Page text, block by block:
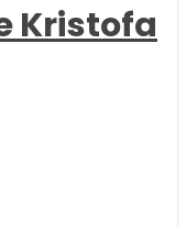
Kristofa